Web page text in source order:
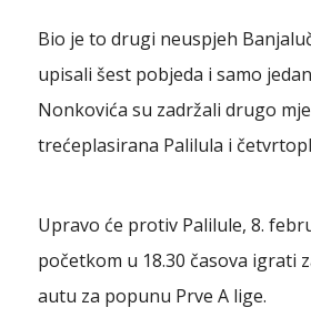
Bio je to drugi neuspjeh
upisali šest pobjeda i samo
Nonkovića su zadržali drugo
trećeplasirana Palilula i
Upravo će protiv Palilule, 8.
početkom u 18.30 časova igrati
autu za popunu Prve A lige.